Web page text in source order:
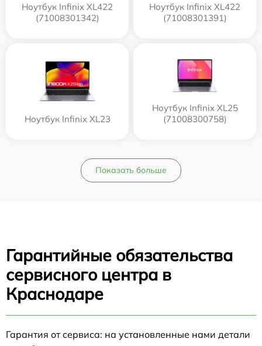
Ноутбук Infinix XL422
(71008301342)
Ноутбук Infinix XL422
(71008301391)
Ноутбук Infinix XL23
Ноутбук Infinix XL25
(71008300758)
Показать больше
Гарантийные обязательства
сервисного центра в
Краснодаре
Гарантия от сервиса: на установленные нами детали